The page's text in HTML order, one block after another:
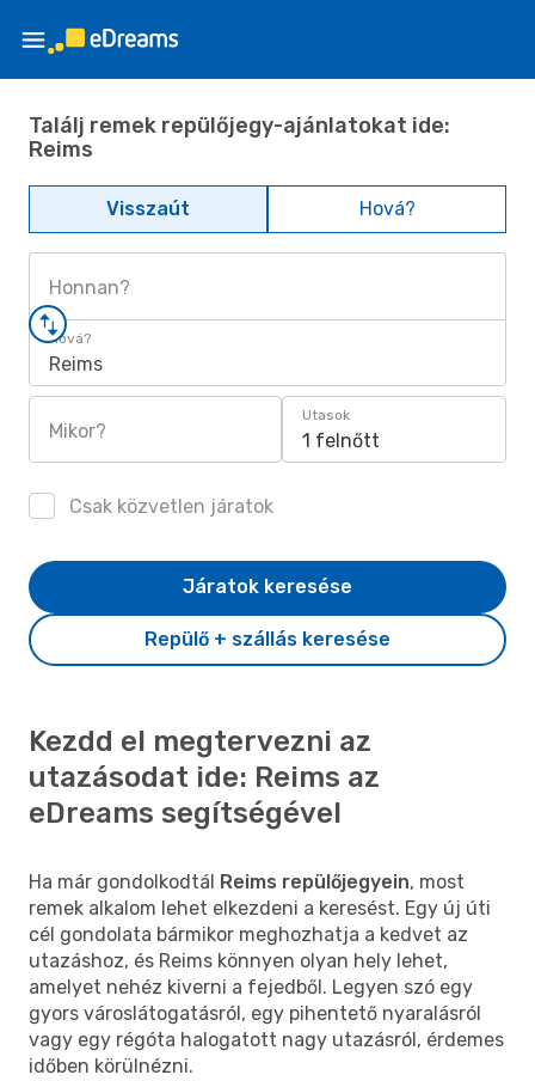
Találj remek repülőjegy-ajánlatokat ide:
Reims
Visszaút Hová?
Honnan?
Hová?
Reims
Mikor?
Utasok
1 felnőtt
Csak közvetlen járatok
Repülő + szállás keresése
Járatok keresése
Kezdd el megtervezni az
utazásodat ide: Reims az
eDreams segítségével
Ha már gondolkodtál Reims repülőjegyein, most
remek alkalom lehet elkezdeni a keresést. Egy új úti
cél gondolata bármikor meghozhatja a kedvet az
utazáshoz, és Reims könnyen olyan hely lehet,
amelyet nehéz kiverni a fejedből. Legyen szó egy
gyors városlátogatásról, egy pihentető nyaralásról
vagy egy régóta halogatott nagy utazásról, érdemes
időben körülnézni.